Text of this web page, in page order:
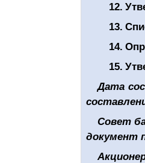
12.
13.
14.
15.
Дата
Совет
документ